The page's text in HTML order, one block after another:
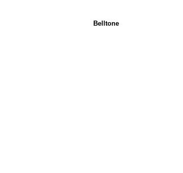
Belltone